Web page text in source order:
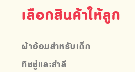
เลือกสินค้าให้ลูก
ผ้าอ้อมสำหรับเด็ก
ทิชชู่และสำลี